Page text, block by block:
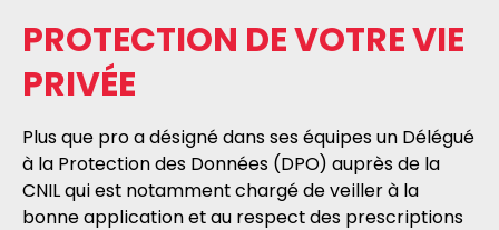
PROTECTION DE VOTRE VIE
PRIVÉE
Plus que pro a désigné dans ses équipes un Délégué
à la Protection des Données (DPO) auprès de la
CNIL qui est notamment chargé de veiller à la
bonne application et au respect des prescriptions